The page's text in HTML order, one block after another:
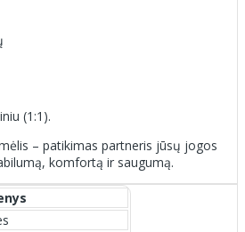
(1:1).
– patikimas partneris jūsų jogos
komfortą ir saugumą.